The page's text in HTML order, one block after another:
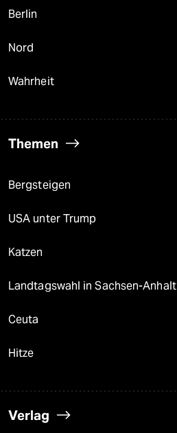
Berlin
Nord
Wahrheit
Themen
Bergsteigen
USA unter Trump
Katzen
Landtagswahl in Sachsen-Anhalt
Ceuta
Hitze
Verlag